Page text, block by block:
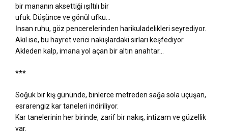
bir mananın aksettiği ışıltılı bir
ufuk. Düşünce ve gönül ufku…
İnsan ruhu, göz pencerelerinden harikuladelikleri seyrediyor.
Akıl ise, bu hayret verici nakışlardaki sırları keşfediyor.
Akleden kalp, imana yol açan bir altın anahtar…
***
Soğuk bir kış gününde, binlerce metreden sağa sola uçuşan,
esrarengiz kar taneleri indiriliyor.
Kar tanelerinin her birinde, zarif bir nakış, intizam ve güzellik
var.